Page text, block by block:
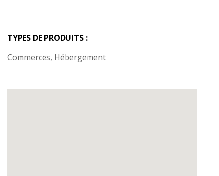
TYPES DE PRODUITS :
Commerces, Hébergement